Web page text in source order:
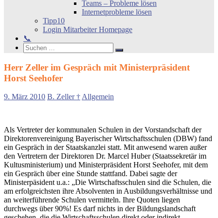
Teams – Probleme lösen
Internetprobleme lösen
Tipp10
Login Mitarbeiter Homepage
📞
Search
Suchen
nach:
Suchen
Herr Zeller im Gespräch mit Ministerpräsident
Horst Seehofer
9. März 2010 B. Zeller †Allgemein
Als Vertreter der kommunalen Schulen in der Vorstandschaft der
Direktorenvereinigung Bayerischer Wirtschaftsschulen (DBW) fand
ein Gespräch in der Staatskanzlei statt. Mit anwesend waren außer
den Vertretern der Direktoren Dr. Marcel Huber (Staatssekretär im
Kultusministerium) und Ministerpräsident Horst Seehofer, mit dem
ein Gespräch über eine Stunde stattfand. Dabei sagte der
Ministerpäsident u.a.: „Die Wirtschaftsschulen sind die Schulen, die
am erfolgreichsten ihre Absolventen in Ausbildungsverhältnisse und
an weiterführende Schulen vermitteln. Ihre Quoten liegen
durchwegs über 90%! Es darf nichts in der Bildungslandschaft